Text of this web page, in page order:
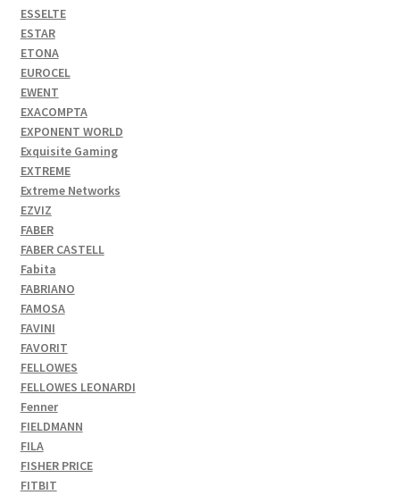
ESSELTE
ESTAR
ETONA
EUROCEL
EWENT
EXACOMPTA
EXPONENT WORLD
Exquisite Gaming
EXTREME
Extreme Networks
EZVIZ
FABER
FABER CASTELL
Fabita
FABRIANO
FAMOSA
FAVINI
FAVORIT
FELLOWES
FELLOWES LEONARDI
Fenner
FIELDMANN
FILA
FISHER PRICE
FITBIT